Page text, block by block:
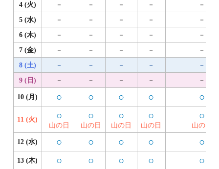
4 (火)
－ － － －
－
5 (水)
－ － － －
－
6 (木)
－ － － －
－
7 (金)
－ － － －
－
8 (土)
－ － － －
－
9 (日)
－ － － － －
10 (月) ○ ○ ○ ○ ○
11 (火) ○
山の日
○
山の日
○
山の日
○
山の日
○
山の日
12 (水) ○ ○ ○ ○ ○
13 (木) ○ ○ ○ ○ ○